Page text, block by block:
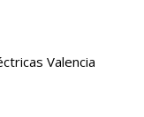
Valencia